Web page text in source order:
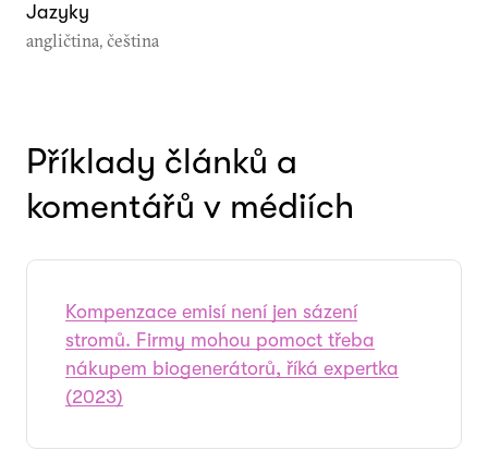
Jazyky
angličtina, čeština
Příklady článků a
komentářů v médiích
Kompenzace emisí není jen sázení
stromů. Firmy mohou pomoct třeba
nákupem biogenerátorů, říká expertka
(2023)